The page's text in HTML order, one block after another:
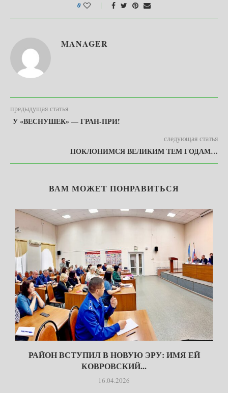
0
MANAGER
предыдущая статья
У «ВЕСНУШЕК» — ГРАН-ПРИ!
следующая статья
ПОКЛОНИМСЯ ВЕЛИКИМ ТЕМ ГОДАМ…
ВАМ МОЖЕТ ПОНРАВИТЬСЯ
РАЙОН ВСТУПИЛ В НОВУЮ ЭРУ: ИМЯ ЕЙ
КОВРОВСКИЙ...
16.04.2026